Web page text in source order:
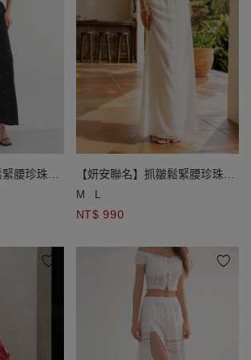
腰珍珠點
【妍安聯名】抓皺鬆緊腰珍珠點
綴後開衩直筒長裙
M L
NT$ 990